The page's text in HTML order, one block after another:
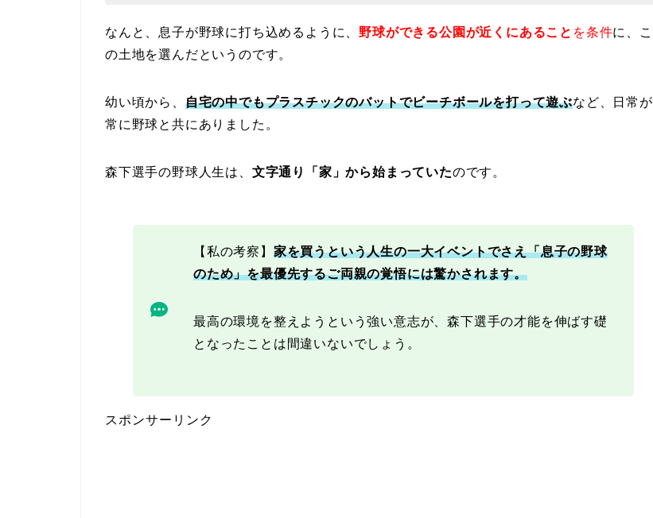
なんと、息子が野球に打ち込めるように、 野球ができる公園が近くにあること を条件に、こ
の土地を選んだというのです。
幼い頃から、 自宅の中でもプラスチックのバットでビーチボールを打って遊ぶなど、日常が
常に野球と共にありました。
森下選手の野球人生は、 文字通り「家」から始まっていたのです。
【私の考察】 家を買うという人生の一大イベントでさえ「息子の野球
のため」を最優先するご両親の覚悟には驚かされます。
最高の環境を整えようという強い意志が、森下選手の才能を伸ばす礎
となったことは間違いないでしょう。
スポンサーリンク